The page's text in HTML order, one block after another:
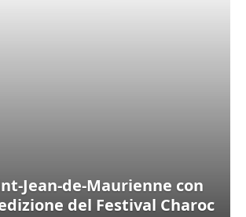
Jean-de-Maurienne con
del Festival Charoc